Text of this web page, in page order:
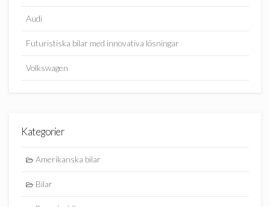
Audi
Futuristiska bilar med innovativa lösningar
Volkswagen
Kategorier
Amerikanska bilar
Bilar